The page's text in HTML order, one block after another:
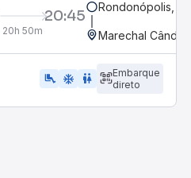
20:45
20h 50m
Rondonópolis,
Marechal
airline_seat_legroom_extra ac_unit WC
Embarque
direto